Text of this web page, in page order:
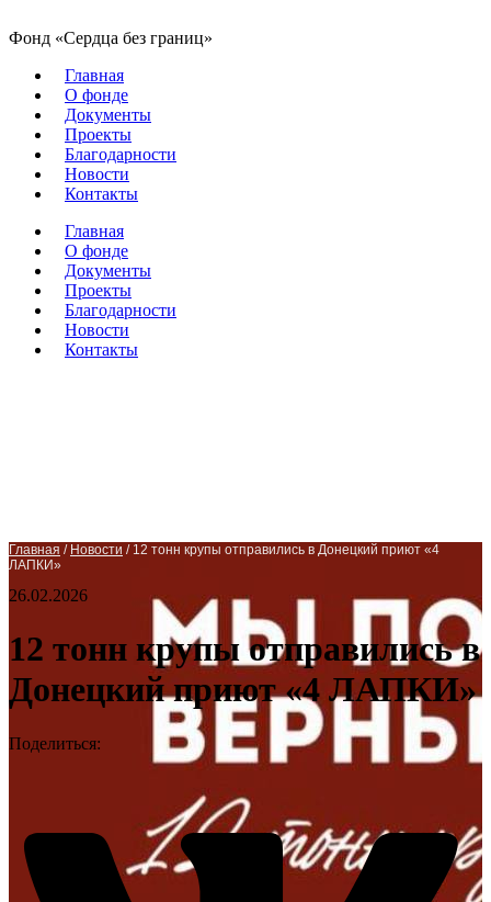
Фонд «Сердца без границ»
Главная
О фонде
Документы
Проекты
Благодарности
Новости
Контакты
Главная
О фонде
Документы
Проекты
Благодарности
Новости
Контакты
Главная / Новости / 12 тонн крупы отправились в Донецкий приют «4
ЛАПКИ»
26.02.2026
12 тонн крупы отправились в
Донецкий приют «4 ЛАПКИ»
Поделиться: